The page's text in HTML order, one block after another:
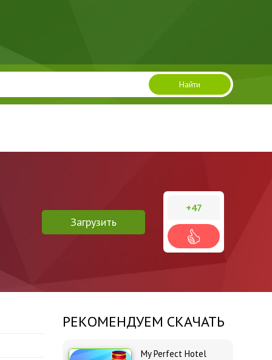
Найти
Загрузить
+47
РЕКОМЕНДУЕМ СКАЧАТЬ
My Perfect Hotel